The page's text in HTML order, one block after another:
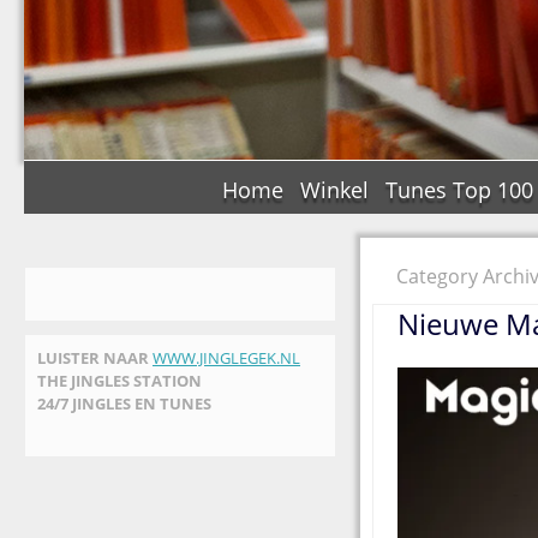
Home Winkel Tunes Top 100
LUISTER NAAR WWW.JINGLEGEK.NL
THE JINGLES STATION
24/7 JINGLES EN TUNES
Category
Nieuwe